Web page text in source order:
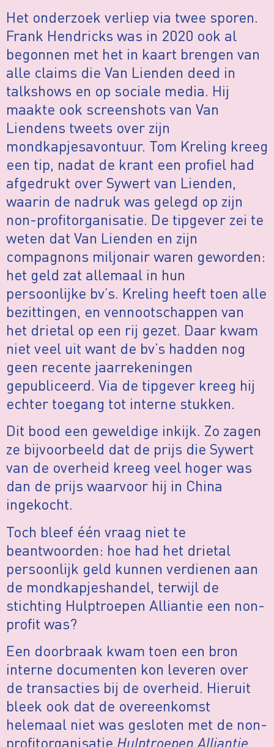
Het onderzoek verliep via twee sporen.
Frank Hendricks was in 2020 ook al
begonnen met het in kaart brengen van
alle claims die Van Lienden deed in
talkshows en op sociale media. Hij
maakte ook screenshots van Van
Liendens tweets over zijn
mondkapjesavontuur. Tom Kreling kreeg
een tip, nadat de krant een proﬁel had
afgedrukt over Sywert van Lienden,
waarin de nadruk was gelegd op zijn
non-proﬁtorganisatie. De tipgever zei te
weten dat Van Lienden en zijn
compagnons miljonair waren geworden:
het geld zat allemaal in hun
persoonlijke bv’s. Kreling heeft toen alle
bezittingen, en vennootschappen van
het drietal op een rij gezet. Daar kwam
niet veel uit want de bv’s hadden nog
geen recente jaarrekeningen
gepubliceerd. Via de tipgever kreeg hij
echter toegang tot interne stukken.
Dit bood een geweldige inkijk. Zo zagen
ze bijvoorbeeld dat de prijs die Sywert
van de overheid kreeg veel hoger was
dan de prijs waarvoor hij in China
ingekocht.
Toch bleef één vraag niet te
beantwoorden: hoe had het drietal
persoonlijk geld kunnen verdienen aan
de mondkapjeshandel, terwijl de
stichting Hulptroepen Alliantie een non-
proﬁt was?
Een doorbraak kwam toen een bron
interne documenten kon leveren over
de transacties bij de overheid. Hieruit
bleek ook dat de overeenkomst
helemaal niet was gesloten met de non-
proﬁtorganisatie Hulptroepen Alliantie